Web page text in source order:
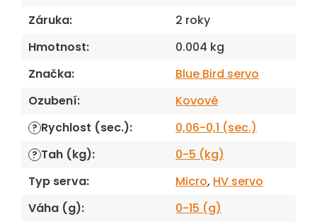
Záruka:
2 roky
Hmotnost:
0.004 kg
Značka:
Blue Bird servo
Ozubení: Kovové
? Rychlost (sec.): 0,06-0,1 (sec.)
? Tah (kg):
0-5 (kg)
Typ serva: Micro, HV servo
Váha (g):
0-15 (g)